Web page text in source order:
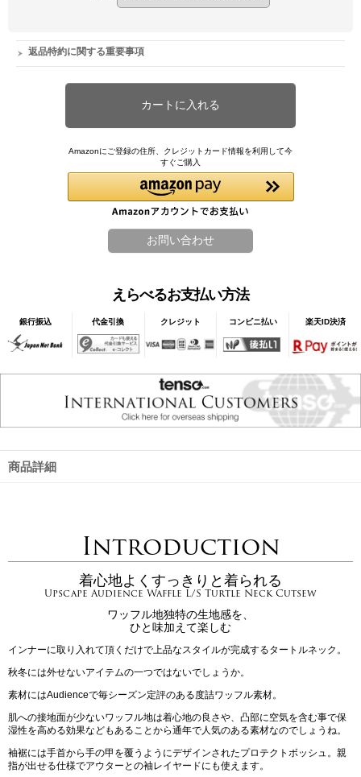
返品特約に関する重要事項
Amazonにご登録の住所、クレジットカード情報を利用して今
すぐご購入
えらべるお支払い方法
銀行振込 代金引換 クレジット コンビニ払い 楽天ID決済
商品詳細
Introduction
着心地よくすっきりと着られる
Upscape Audience Waffle L/S Turtle Neck Cutsew
ワッフル地独特の生地感を、
ひと味加えて楽しむ
インナーに取り入れて頂くだけで上品なスタイルが完成するタートルネック。
秋冬には外せないアイテムの一つではないでしょうか。
素材にはAudienceで毎シーズン定評のある度詰ワッフル素材。
肌への接地面が少ないワッフル地は着心地の良さや、凸部に空気を含む事で保
湿性を高める効果などもあることから通年で人気のある素材なのでしょうね。
袖裾には手首から手の甲を覆うようにデザインされたプロテクトボッシュ。親
指が出せる仕様でアウターとの袖レイヤードにも使えます。